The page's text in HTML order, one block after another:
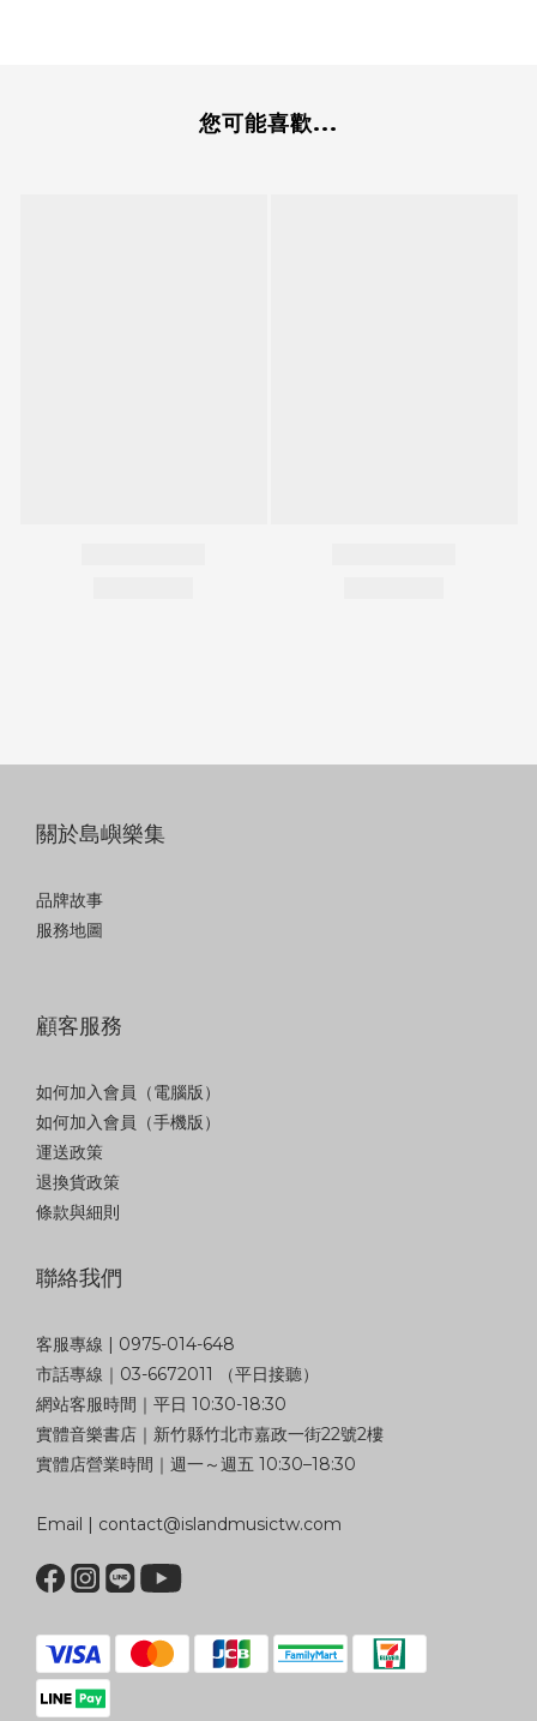
您可能喜歡...
關於島嶼樂集
品牌故事
服務地圖
顧客服務
如何加入會員（電腦版）
如何加入會員（手機版）
運送政策
退換貨政策
條款與細則
聯絡我們
客服專線 | 0975-014-648
市話專線｜03-6672011 （平日接聽）
網站客服時間｜平日 10:30-18:30
實體音樂書店｜新竹縣竹北市嘉政一街22號2樓
實體店營業時間｜週一～週五 10:30–18:30
Email | contact@islandmusictw.com